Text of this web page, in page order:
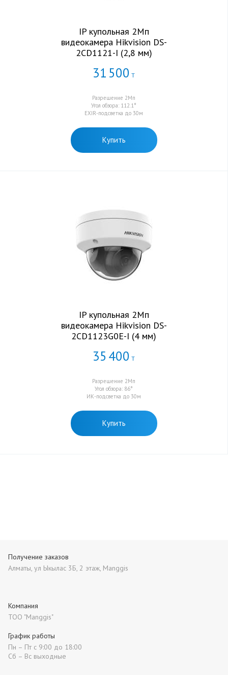
IP купольная 2Мп
видеокамера Hikvision DS-
2CD1121-I (2,8 мм)
31 500 Т
Разрешение 2Мп
Угол обзора: 112.1°
EXIR-подсветка до 30м
Купить
IP купольная 2Мп
видеокамера Hikvision DS-
2CD1123G0E-I (4 мм)
35 400 Т
Разрешение 2Мп
Угол обзора: 86°
ИК-подсветка до 30м
Купить
Получение заказов
Алматы, ул Ыкылас 3Б, 2 этаж, Manggis
Компания
ТОО "Manggis"
График работы
Пн – Пт с 9:00 до 18:00
Сб – Вс выходные